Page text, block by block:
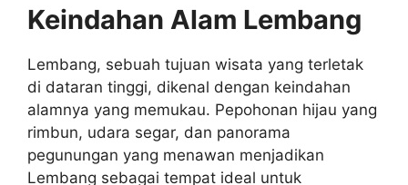
Keindahan Alam Lembang
Lembang, sebuah tujuan wisata yang terletak
di dataran tinggi, dikenal dengan keindahan
alamnya yang memukau. Pepohonan hijau yang
rimbun, udara segar, dan panorama
pegunungan yang menawan menjadikan
Lembang sebagai tempat ideal untuk